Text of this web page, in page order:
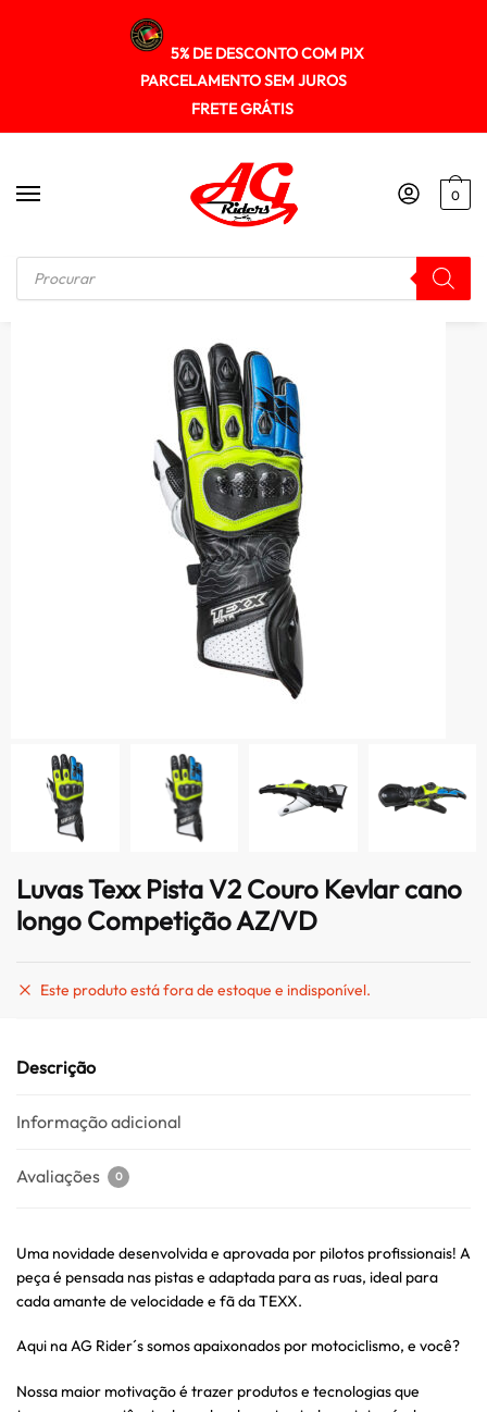
5% DE DESCONTO COM PIX
PARCELAMENTO SEM JUROS
FRETE GRÁTIS
0
Início / LUVA Luvas Texx Pista V2 Couro Kevlar cano longo Competição AZ/VD
Luvas Texx Pista V2 Couro Kevlar cano
longo Competição AZ/VD
Este produto está fora de estoque e indisponível.
Descrição
Informação adicional
Avaliações 0
Uma novidade desenvolvida e aprovada por pilotos profissionais! A
peça é pensada nas pistas e adaptada para as ruas, ideal para
cada amante de velocidade e fã da TEXX.
Aqui na AG Rider´s somos apaixonados por motociclismo, e você?
Nossa maior motivação é trazer produtos e tecnologias que